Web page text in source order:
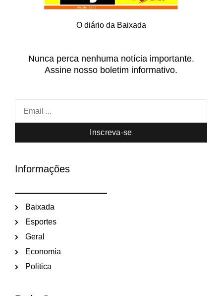
O diário da Baixada
Nunca perca nenhuma notícia importante.
Assine nosso boletim informativo.
Inscreva-se
Informações
Baixada
Esportes
Geral
Economia
Politica